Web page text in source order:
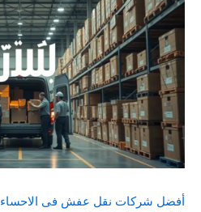
أفضل شركات نقل عفش فى الاحساء